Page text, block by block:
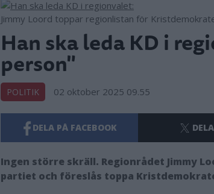
Jimmy Loord toppar regionlistan för
Han ska leda KD i
person"
POLITIK 02 oktober 2025 09.55
DELA PÅ FACEBOOK
Ingen större skräll. Regionrådet Jimmy
partiet och föreslås toppa